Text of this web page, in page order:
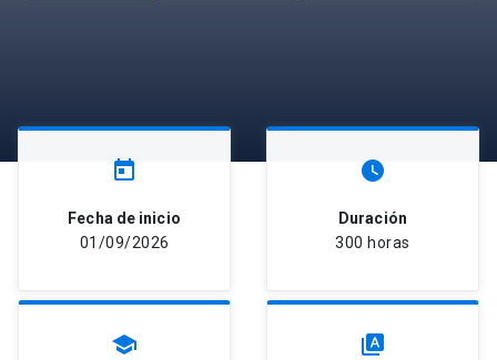
today
Fecha de inicio
01/09/2026
watch_later
Duración
300 horas
school type_specimen